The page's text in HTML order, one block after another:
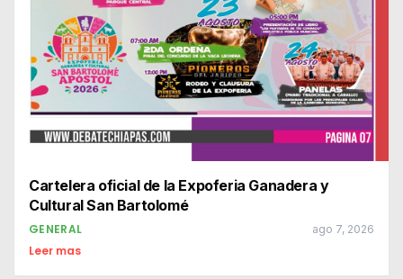
Cartelera oficial de la Expoferia Ganadera y
Cultural San Bartolomé
GENERAL ago 7, 2026
Leer mas